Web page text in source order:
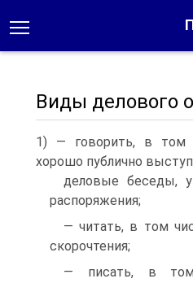
Виды делового
1) — говорить, в том
хорошо публично
деловые беседы,
распоряжения;
— читать, в том
скорочтения;
— писать, в